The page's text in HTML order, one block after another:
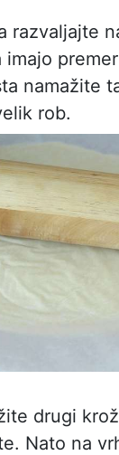
razvaljajte
namažite
rob.
drugi
Nato na